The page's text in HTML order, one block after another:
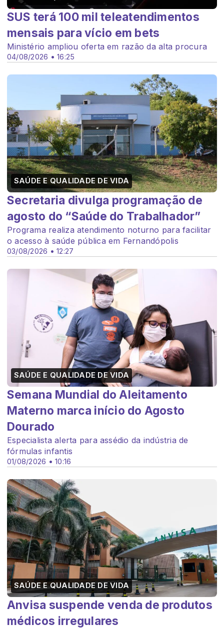
04/08/2026 • 16:25
SUS terá 100 mil teleatendimentos
mensais para vício em bets
Ministério ampliou oferta em razão da alta procura
SAÚDE E QUALIDADE DE VIDA
03/08/2026 • 12:27
Secretaria divulga programação de
agosto do “Saúde do Trabalhador”
Programa realiza atendimento noturno para facilitar
o acesso à saúde pública em Fernandópolis
SAÚDE E QUALIDADE DE VIDA
01/08/2026 • 10:16
Semana Mundial do Aleitamento
Materno marca início do Agosto
Dourado
Especialista alerta para assédio da indústria de
fórmulas infantis
SAÚDE E QUALIDADE DE VIDA
Anvisa suspende venda de produtos
médicos irregulares